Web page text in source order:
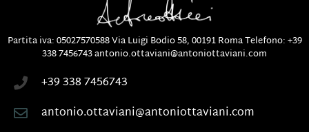
Partita iva: 05027570588Via Luigi Bodio 58, 00191 RomaTelefono:+39
338 7456743antonio.ottaviani@antoniottaviani.com
+39 338 7456743
antonio.ottaviani@antoniottaviani.com